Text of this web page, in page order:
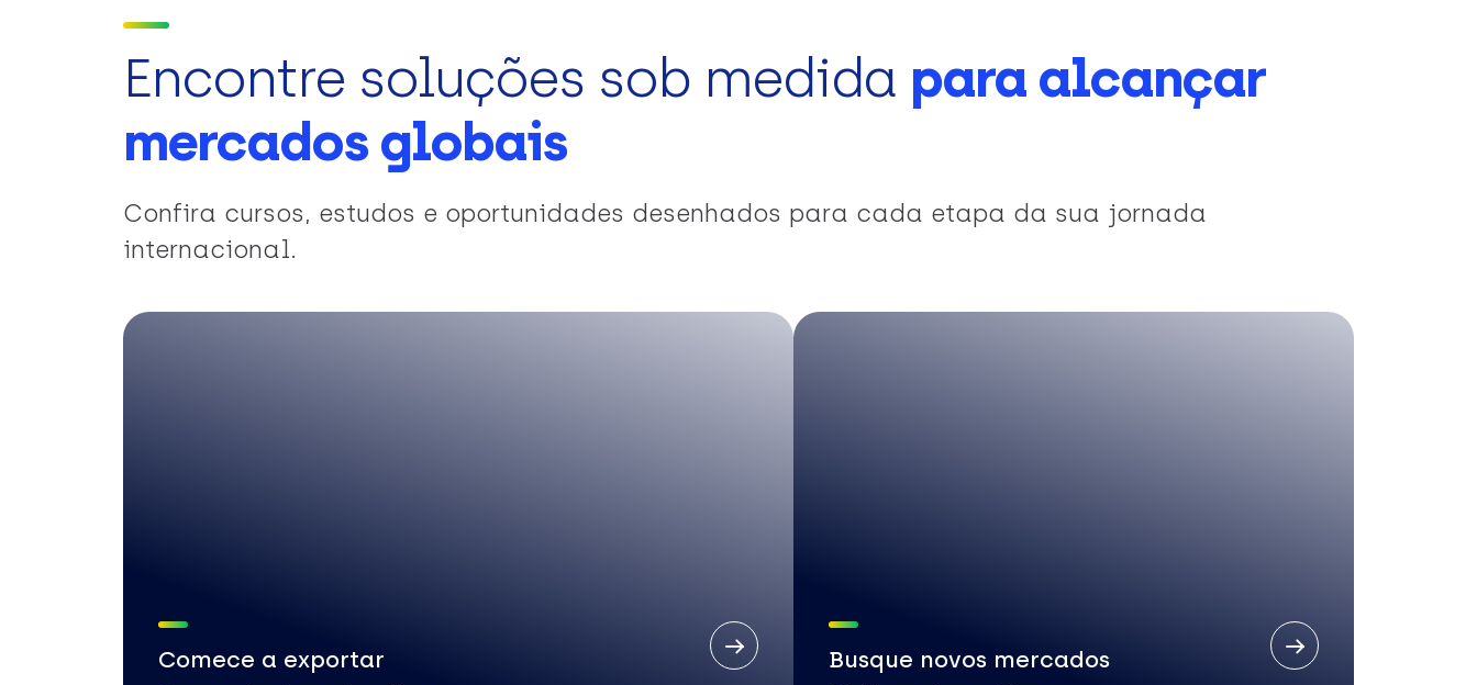
Encontre soluções sob medida para alcançar
mercados globais
Confira cursos, estudos e oportunidades desenhados para cada etapa da sua jornada
internacional.
Comece a exportar Busque novos mercados